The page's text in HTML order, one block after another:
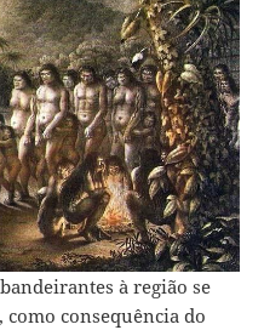
à região se
consequência do